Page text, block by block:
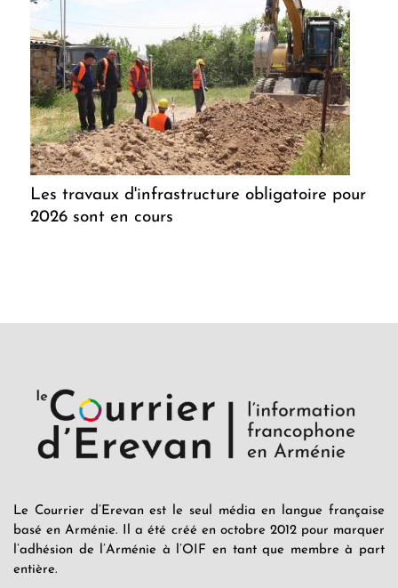
Les travaux d'infrastructure obligatoire pour
2026 sont en cours
Le Courrier d’Erevan est le seul média en langue française
basé en Arménie. Il a été créé en octobre 2012 pour marquer
l’adhésion de l’Arménie à l’OIF en tant que membre à part
entière.